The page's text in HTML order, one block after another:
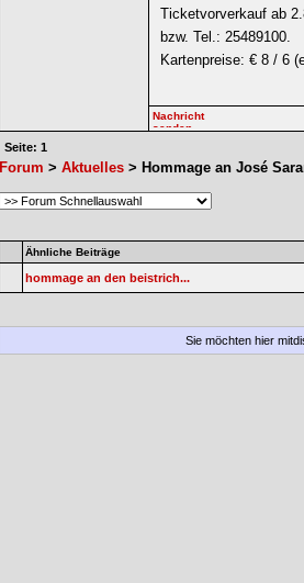
Ticketvorverkauf ab
bzw. Tel.: 25489100.
Kartenpreise: € 8 / 6
Seite: 1
Forum > Aktuelles > Hommage an José
Ähnliche Beiträge
hommage an den beistrich...
Sie möchten hier